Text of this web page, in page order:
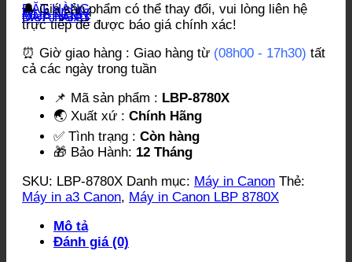
ĐẶT HÀNG
MUA NGAY
ĐẶT HÀNG
MUA NGAY
🔔 Giá sản phẩm có thể thay đổi, vui lòng liên hệ
trực tiếp để được báo giá chính xác!
⏰ Giờ giao hàng : Giao hàng từ (08h00 - 17h30) tất
cả các ngày trong tuần
📌 Mã sản phẩm : LBP-8780X
🌏 Xuất xứ : Chính Hãng
✅ Tình trạng : Còn hàng
🎁 Bảo Hành: 12 Tháng
SKU: LBP-8780X Danh mục: Máy in Canon Thẻ:
Máy in a3 Canon, Máy in Canon LBP 8780X
Mô tả
Đánh giá (0)